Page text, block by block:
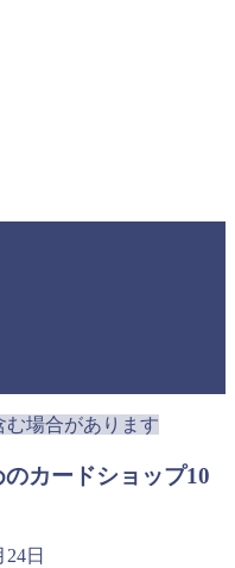
む場合があります
カードショップ10
24日